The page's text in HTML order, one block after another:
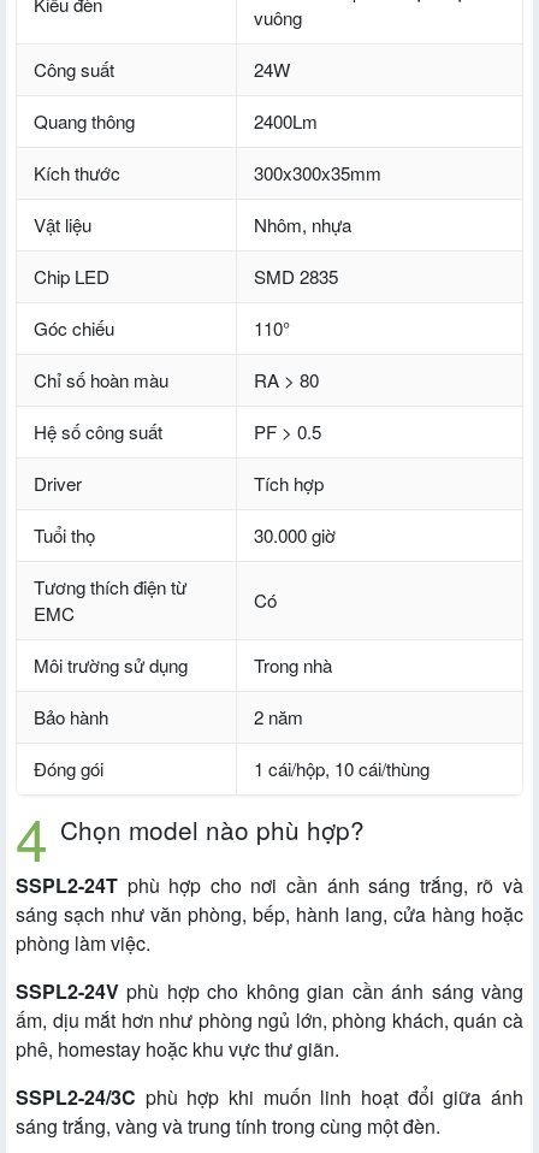
vuông
Công suất 24W
Quang thông 2400Lm
Kích thước 300x300x35mm
Vật liệu Nhôm, nhựa
Chip LED SMD 2835
Góc chiếu 110°
Chỉ số hoàn màu RA > 80
Hệ số công suất PF > 0.5
Driver Tích hợp
Tuổi thọ 30.000 giờ
Tương thích điện từ
EMC
Có
Môi trường sử dụng Trong nhà
Bảo hành 2 năm
Đóng gói 1 cái/hộp, 10 cái/thùng
Chọn model nào phù hợp?
SSPL2-24T phù hợp cho nơi cần ánh sáng trắng, rõ và
sáng sạch như văn phòng, bếp, hành lang, cửa hàng hoặc
phòng làm việc.
SSPL2-24V phù hợp cho không gian cần ánh sáng vàng
ấm, dịu mắt hơn như phòng ngủ lớn, phòng khách, quán cà
phê, homestay hoặc khu vực thư giãn.
SSPL2-24/3C phù hợp khi muốn linh hoạt đổi giữa ánh
sáng trắng, vàng và trung tính trong cùng một đèn.